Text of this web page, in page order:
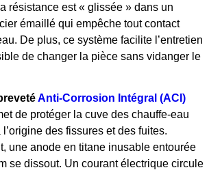
résistance est « glissée » dans un
émaillé qui empêche tout contact
De plus, ce système facilite l’entretien
de changer la pièce sans vidanger le
Anti-Corrosion Intégral (ACI)
de protéger la cuve des chauffe-eau
des fissures et des fuites.
une anode en titane inusable entourée
se dissout. Un courant électrique circule